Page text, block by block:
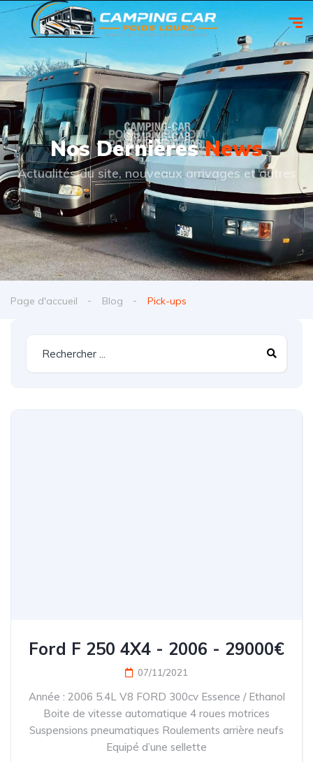
Nos DernièresNews
Actualités du site, nouveaux arrivages et autres
Page d'accueil Blog Pick-ups
Ford F 250 4X4 - 2006 - 29000€
07/11/2021
Année : 2006 5.4L V8 FORD 300cv Essence / Ethanol
Boite de vitesse automatique 4 roues motrices
Suspensions pneumatiques Roulements arrière neufs
Equipé d’une sellette